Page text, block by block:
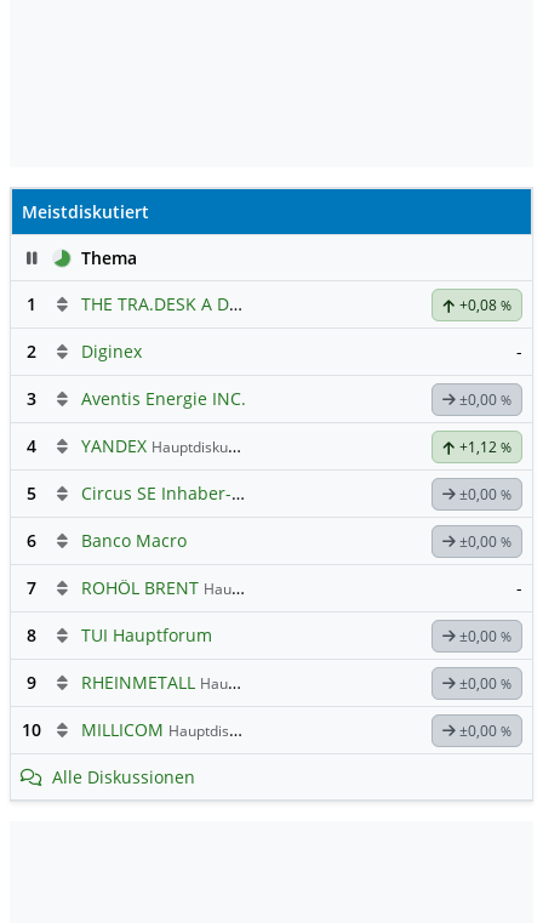
Meistdiskutiert
PauseThema
1
THE TRA.DESK A DL-,000001 +0,08 %
2 Diginex -
3 Aventis Energie INC. ±0,00 %
4 YANDEX Hauptdiskussion +1,12 %
5 Circus SE Inhaber-Akt ±0,00 %
6 Banco Macro ±0,00 %
7 ROHÖL BRENT Hauptdiskussion -
8 TUI Hauptforum ±0,00 %
9 RHEINMETALL Hauptdiskussion ±0,00 %
10 MILLICOM Hauptdiskussion ±0,00 %
Alle Diskussionen